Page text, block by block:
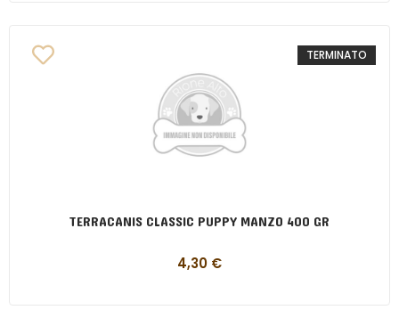
TERMINATO
TERRACANIS CLASSIC PUPPY MANZO 400 GR
4,30 €